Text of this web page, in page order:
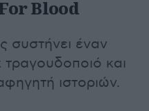
Blood
έναν
και
ιστοριών.